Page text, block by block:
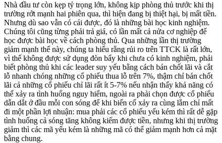
Nhà đầu tư còn kẹp tỷ trọng lớn, không kịp phòng thủ trước khi thị
trường rớt mạnh hai phiên qua, thì hiện đang bị thiệt hại, bị mất tiền.
Nhưng dù sao vẫn có cái được, đó là những bài học kinh nghiệm.
Chúng tôi cũng từng phải trả giá, có lần mất cả nửa cơ nghiệp để
học được bài học về cách phòng thủ. Qua những lần thị trường
giảm mạnh thế này, chúng ta hiểu rằng rủi ro trên TTCK là rất lớn,
vì thế không được sử dụng đòn bẩy khi chưa có kinh nghiệm, phải
biết phòng thủ khi các leader suy yếu bằng cách bán chốt lãi và cắt
lỗ nhanh chóng những cổ phiếu thua lỗ trên 7%, thậm chí bán chốt
lãi cả những cổ phiếu chỉ lãi rất ít 5-7% nếu nhận thấy khả năng có
thể xảy ra tình huống nguy hiểm, ngoài ra phải chọn được cổ phiếu
dẫn dắt ở đầu mỗi con sóng để khi biến cố xảy ra cùng lắm chỉ mất
đi một phần lợi nhuận: mua phải các cổ phiếu yếu kém thì rất dễ gặp
tình huống cả sóng tăng không kiếm được tiền, nhưng khi thị trường
giảm thì các mã yếu kém là những mã có thể giảm mạnh hơn cả mặt
bằng chung.